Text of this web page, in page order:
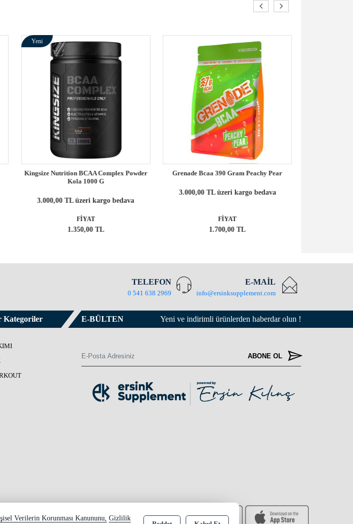
Yeni
Kingsize Nutrition BCAA Complex Powder
Kola 1000 G
3.000,00 TL üzeri kargo bedava
FİYAT
1.350,00 TL
Grenade Bcaa 390 Gram Peachy Pear
3.000,00 TL üzeri kargo bedava
FİYAT
1.700,00 TL
Kategoriler
E-MAİL
info@ersinksupplement.com
TELEFON
0 541 638 2969
E-BÜLTEN Yeni ve indirimli ürünlerden haberdar olun !
ABONE OL
Verilerin Korunması Kanununu, Gizlilik